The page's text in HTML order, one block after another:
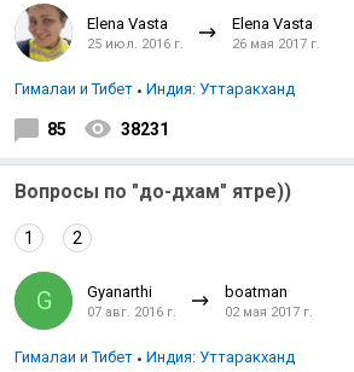
Elena Vasta
25 июл. 2016 г.
Elena Vasta
26 мая 2017 г.
Гималаи и Тибет Индия: Уттаракханд
85 38231
Вопросы по "до-дхам" ятре))
1 2
G Gyanarthi
07 авг. 2016 г.
boatman
02 мая 2017 г.
Гималаи и Тибет Индия: Уттаракханд